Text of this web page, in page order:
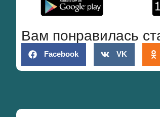
Вам понравилась
Facebook VK